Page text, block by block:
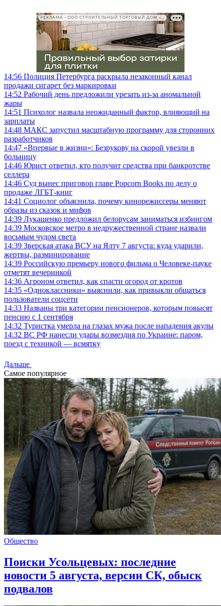
РЕКЛАМА • ООО СТРОИТЕЛЬНЫЙ ТОРГОВЫЙ ДОМ «ПЕТРОВИЧ», ИНН 7802348846
14:56 Полиция Петербурга раскрыла незаконный канал
продажи сигарет без маркировки
14:52 Рабочий день предложили урезать из-за аномальной
жары
14:51 Психолог назвала неожиданный фактор, влияющий на
зарплаты
14:48 МАКС запустил масштабную программу для сторонних
разработчиков
14:47 «Впервые в жизни»: Безрукову на скорой увезли в
больницу
14:46 Юрист ответил, кто получит средства при банкротстве
селлера
14:46 Суд вынес приговор главе Popcorn Books по делу о
продаже ЛГБТ-книг
14:41 Социолог объяснила, почему кинорежиссеры меняют
образы из сказок и мифов
14:39 Лукашенко предложил белорусам заниматься избингом
14:39 Московское метро в недружественной стране назвали
восьмым чудом света
14:39 Зверская атака ВСУ на Ялту 7 августа: куда ударили,
жертвы, разминирование
14:39 Российскую премьеру нового фильма о Человеке-пауке
отметят вечеринкой
14:36 Агроном ответил, как спасти огород от кротов
14:35 «Одноклассники» выяснили, как привыкли общаться
пользователи соцсети
14:33 Названы три категории пенсионеров, которым повысят
пенсию с 1 сентября
14:32 Туристка умерла на глазах мужа после нападения акулы
14:32 ВС РФ нанесли удары возмездия по Украине: паром,
поезд с техникой — всмятку
Дальше
Самое популярное
Общество
Поиски Усольцевых: последние
новости 5 августа, версии СК, обыск
подвалов